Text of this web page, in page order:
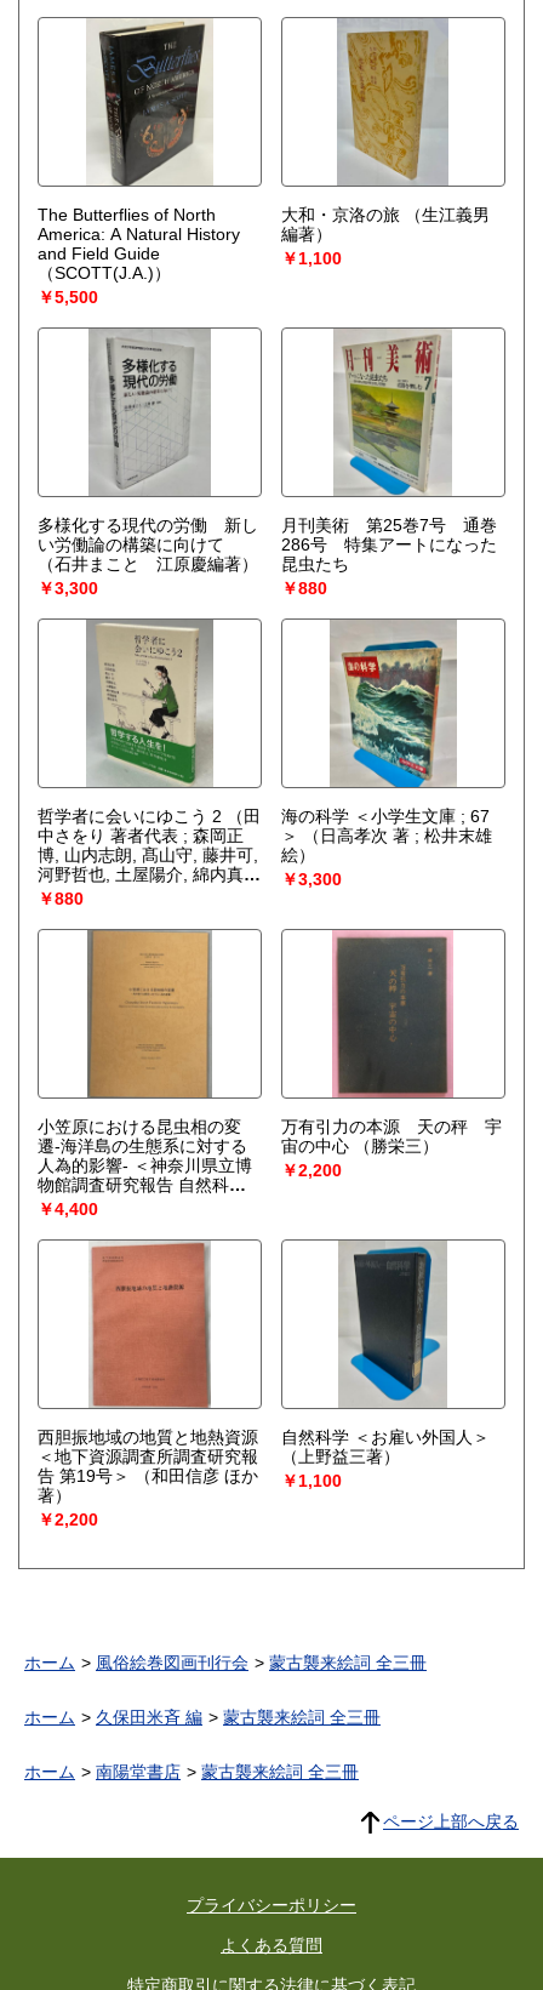
The Butterflies of North
America: A Natural History
and Field Guide
（SCOTT(J.A.)）
￥5,500
大和・京洛の旅
（生江義男
編著）
￥1,100
多様化する現代の労働 新し
い労働論の構築に向けて
（石井まこと 江原慶編著）
￥3,300
月刊美術 第25巻7号 通巻
286号 特集アートになった
昆虫たち
￥880
哲学者に会いにゆこう 2
（田
中さをり 著者代表 ; 森岡正
博, 山内志朗, 髙山守, 藤井可,
河野哲也, 土屋陽介, 綿内真由
美, 本間直樹, 梶谷真司 [述]）
￥880
海の科学 ＜小学生文庫 ; 67
＞
（日高孝次 著 ; 松井末雄
絵）
￥3,300
小笠原における昆虫相の変
遷-海洋島の生態系に対する
人為的影響- ＜神奈川県立博
物館調査研究報告 自然科学
12号＞ （苅部治紀、高桑正
敏、他）
￥4,400
万有引力の本源 天の秤 宇
宙の中心
（勝栄三）
￥2,200
西胆振地域の地質と地熱資源
＜地下資源調査所調査研究報
告 第19号＞
（和田信彦 ほか
著）
￥2,200
自然科学 ＜お雇い外国人＞
（上野益三著）
￥1,100
ホーム 風俗絵巻図画刊行会 蒙古襲来絵詞 全三冊
ホーム 久保田米斉 編 蒙古襲来絵詞 全三冊
ホーム 南陽堂書店 蒙古襲来絵詞 全三冊
ページ上部へ戻る
プライバシーポリシー
よくある質問
特定商取引に関する法律に基づく表記